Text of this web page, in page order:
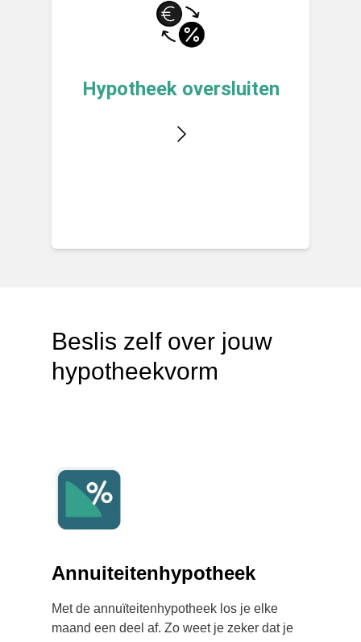
Hypotheek oversluiten
Beslis zelf over jouw
hypotheekvorm
Annuiteitenhypotheek
Met de annuïteitenhypotheek los je elke
maand een deel af. Zo weet je zeker dat je